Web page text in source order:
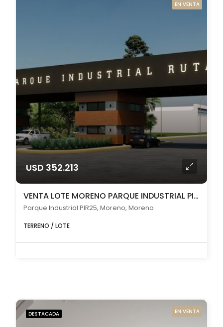
EN VENTA
USD 352.213
VENTA LOTE MORENO PARQUE INDUSTRIAL PIR25 2700 m2
Parque Industrial PIR25, Moreno, Moreno
TERRENO / LOTE
DESTACADA EN VENTA